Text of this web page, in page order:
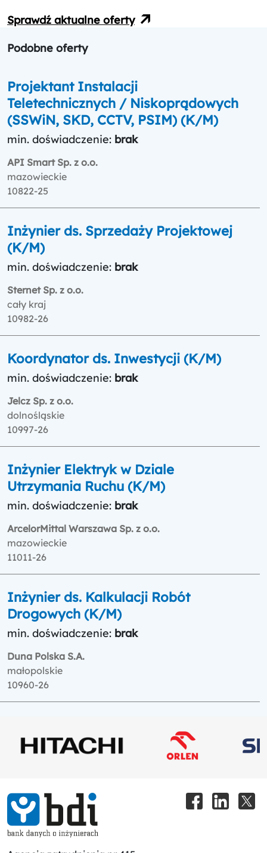
Sprawdź aktualne oferty
Podobne oferty
Projektant Instalacji
Teletechnicznych / Niskoprądowych
(SSWiN, SKD, CCTV, PSIM) (K/M)
min. doświadczenie: brak
API Smart Sp. z o.o.
mazowieckie
10822-25
Inżynier ds. Sprzedaży Projektowej
(K/M)
min. doświadczenie: brak
Sternet Sp. z o.o.
cały kraj
10982-26
Koordynator ds. Inwestycji (K/M)
min. doświadczenie: brak
Jelcz Sp. z o.o.
dolnośląskie
10997-26
Inżynier Elektryk w Dziale
Utrzymania Ruchu (K/M)
min. doświadczenie: brak
ArcelorMittal Warszawa Sp. z o.o.
mazowieckie
11011-26
Inżynier ds. Kalkulacji Robót
Drogowych (K/M)
min. doświadczenie: brak
Duna Polska S.A.
małopolskie
10960-26